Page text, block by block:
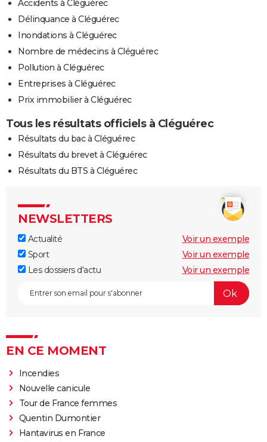
Accidents à Cléguérec
Délinquance à Cléguérec
Inondations à Cléguérec
Nombre de médecins à Cléguérec
Pollution à Cléguérec
Entreprises à Cléguérec
Prix immobilier à Cléguérec
Tous les résultats officiels à Cléguérec
Résultats du bac à Cléguérec
Résultats du brevet à Cléguérec
Résultats du BTS à Cléguérec
NEWSLETTERS
Actualité
Voir un exemple
Sport
Voir un exemple
Les dossiers d'actu
Voir un exemple
EN CE MOMENT
Incendies
Nouvelle canicule
Tour de France femmes
Quentin Dumontier
Hantavirus en France